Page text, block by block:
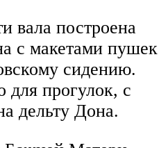
вала построена
с макетами пушек
сидению.
для прогулок, с
дельту Дона.